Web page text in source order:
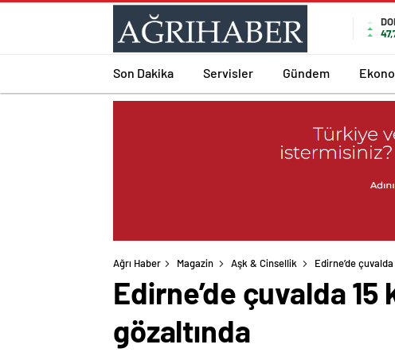
Son Dakika Servisler Gündem
Ağrı Haber Magazin Aşk & Cinsellik Edirne’de
Edirne’de çuvalda
gözaltında